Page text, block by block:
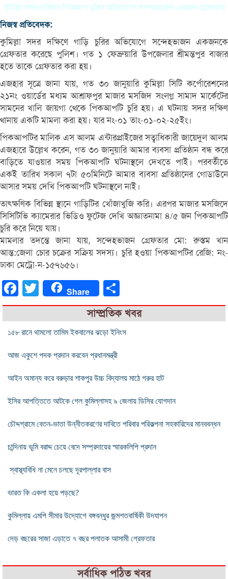
কুমিল্লা সদর দক্ষিণে পিকআপ চুরির অভিযোগে সন্দেহভাজন একজন গ্রেফতার
নিজস্ব প্রতিবেদক:
কুমিল্লা সদর দক্ষিণে গাড়ি চুরির অভিযোগে সন্দেহভাজন একজনকে
গ্রেফতার করেছে পুলিশ। গত ১ ফেব্রুয়ারি উপজেলার শ্রীমন্তপুর বাজার
হতে তাকে গ্রেফতার করা হয়।
এজহার সূত্রে জানা যায়, গত ৩০ জানুয়ারি কুমিল্লা সিটি কর্পোরেশনের
২১নং ওয়ার্ডের মধ্যম আশ্রাফপুর মাজার মসজিদ সংলগ্ন সামাদ মার্কেটের
সামনের খালি জায়গা থেকে পিকআপটি চুরি হয়। এ ঘটনায় সদর দক্ষিণ
থানায় একটি মামলা করা হয়। যার নং-০১ তাং-০১-০২-২৫ইং।
পিকআপটির মালিক এস আলম এন্টারপ্রাইজের সত্বাধিকারী জায়েদুল আলম
এজহারে উল্লেখ করেন, গত ৩০ জানুয়ারি আমার ব্যবসা প্রতিষ্ঠান বন্ধ করে
বাড়িতে যাওয়ার সময় পিকআপটি ঘটনাস্থলে দেখতে পাই। পরবর্তীতে
একই তারিখ সকাল ৭টা ৫০মিনিটে আমার ব্যবসা প্রতিষ্ঠানের গোডাউনে
আসার সময় দেখি পিকআপটি ঘটনাস্থলে নাই।
তাৎক্ষণিক বিভিন্ন স্থানে গাড়িটির খোঁজাখুজি করি। এরপর মাজার মসজিদে
সিসিটিভি ক্যামেরার ভিডিও ফুটেজ দেখি অজ্ঞাতনামা ৪/৫ জন পিকআপটি
চুরি করে নিয়ে যায়।
মামলার তদন্তে জানা যায়, সন্দেহভাজন গ্রেফতার মো: রুস্তম খান
আন্ত:জেলা চোর চক্রের সক্রিয় সদস্য। চুরি হওয়া পিকআপটির রেজি: নং-
ঢাকা মেট্রো-ন-১৫৭৬৫৬।
FacebookTwitter Share
সাম্প্রতিক খবর
১৫৮ রানে থামলো তামিম ইকবালের ঝড়ো ইনিংস
আজ একুশে পদক প্রদান করবেন প্রধানমন্ত্রী
আইন অমান্য করে বরুড়ার শাকপুর উচ্চ বিদ্যালয় মাঠে গরুর হাট
ইসির আপত্তিতে আটকে গেল কুমিল্লাসহ ৯ জেলায় ডিসির যোগদান
চৌদ্দগ্রামে বেতন-ভাতা উন্নীতকরণের দাবিতে পরিবার পরিকল্পনা সহকারিদের মানববন্ধন
চান্দিনায় ভূমি বরাদ্দ চেয়ে বেদে সম্প্রদায়ের স্মারকলিপি প্রদান
স্বাস্থ্যবিধি না মেনে চলছে দূরপাল্লার বাস
ভারত কি একলা হয়ে পড়ছে?
কুমিল্লায় এমপি সীমার উদ্যোগে বঙ্গবন্ধুর জন্মশতবার্ষিকী উদযাপন
দেড় বছরের সাজা এড়াতে ৭ বছর পলাতক আসামী গ্রেফতার
সর্বাধিক পঠিত খবর